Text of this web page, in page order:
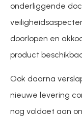
onderliggende
doorlopen en
product
Ook daarna
nieuwe levering
nog voldoet aan